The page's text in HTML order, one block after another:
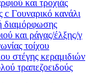
και τροχιάς
Γουναρικό κανάλι
διαμόρφωσης
και ράγας/έλξης/γ
τοίχου
στέγης κεραμιδιών
τραπεζοειδούς